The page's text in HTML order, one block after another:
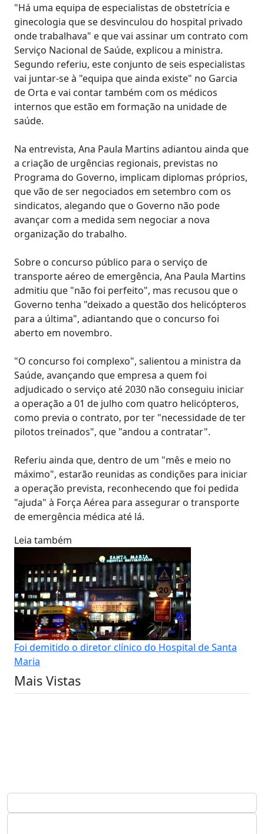
"Há uma equipa de especialistas de obstetrícia e
ginecologia que se desvinculou do hospital privado
onde trabalhava" e que vai assinar um contrato com
Serviço Nacional de Saúde, explicou a ministra.
Segundo referiu, este conjunto de seis especialistas
vai juntar-se à "equipa que ainda existe" no Garcia
de Orta e vai contar também com os médicos
internos que estão em formação na unidade de
saúde.
Na entrevista, Ana Paula Martins adiantou ainda que
a criação de urgências regionais, previstas no
Programa do Governo, implicam diplomas próprios,
que vão de ser negociados em setembro com os
sindicatos, alegando que o Governo não pode
avançar com a medida sem negociar a nova
organização do trabalho.
Sobre o concurso público para o serviço de
transporte aéreo de emergência, Ana Paula Martins
admitiu que "não foi perfeito", mas recusou que o
Governo tenha "deixado a questão dos helicópteros
para a última", adiantando que o concurso foi
aberto em novembro.
"O concurso foi complexo", salientou a ministra da
Saúde, avançando que empresa a quem foi
adjudicado o serviço até 2030 não conseguiu iniciar
a operação a 01 de julho com quatro helicópteros,
como previa o contrato, por ter "necessidade de ter
pilotos treinados", que "andou a contratar".
Referiu ainda que, dentro de um "mês e meio no
máximo", estarão reunidas as condições para iniciar
a operação prevista, reconhecendo que foi pedida
"ajuda" à Força Aérea para assegurar o transporte
de emergência médica até lá.
Leia também
Foi demitido o diretor clínico do Hospital de Santa
Maria
Mais Vistas